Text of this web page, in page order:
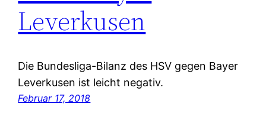
Leverkusen
Die Bundesliga-Bilanz des HSV gegen Bayer
Leverkusen ist leicht negativ.
Februar 17, 2018